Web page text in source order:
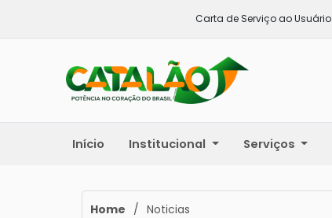
Carta de Serviço ao Usuário
Início Institucional Serviços
Home / Noticias